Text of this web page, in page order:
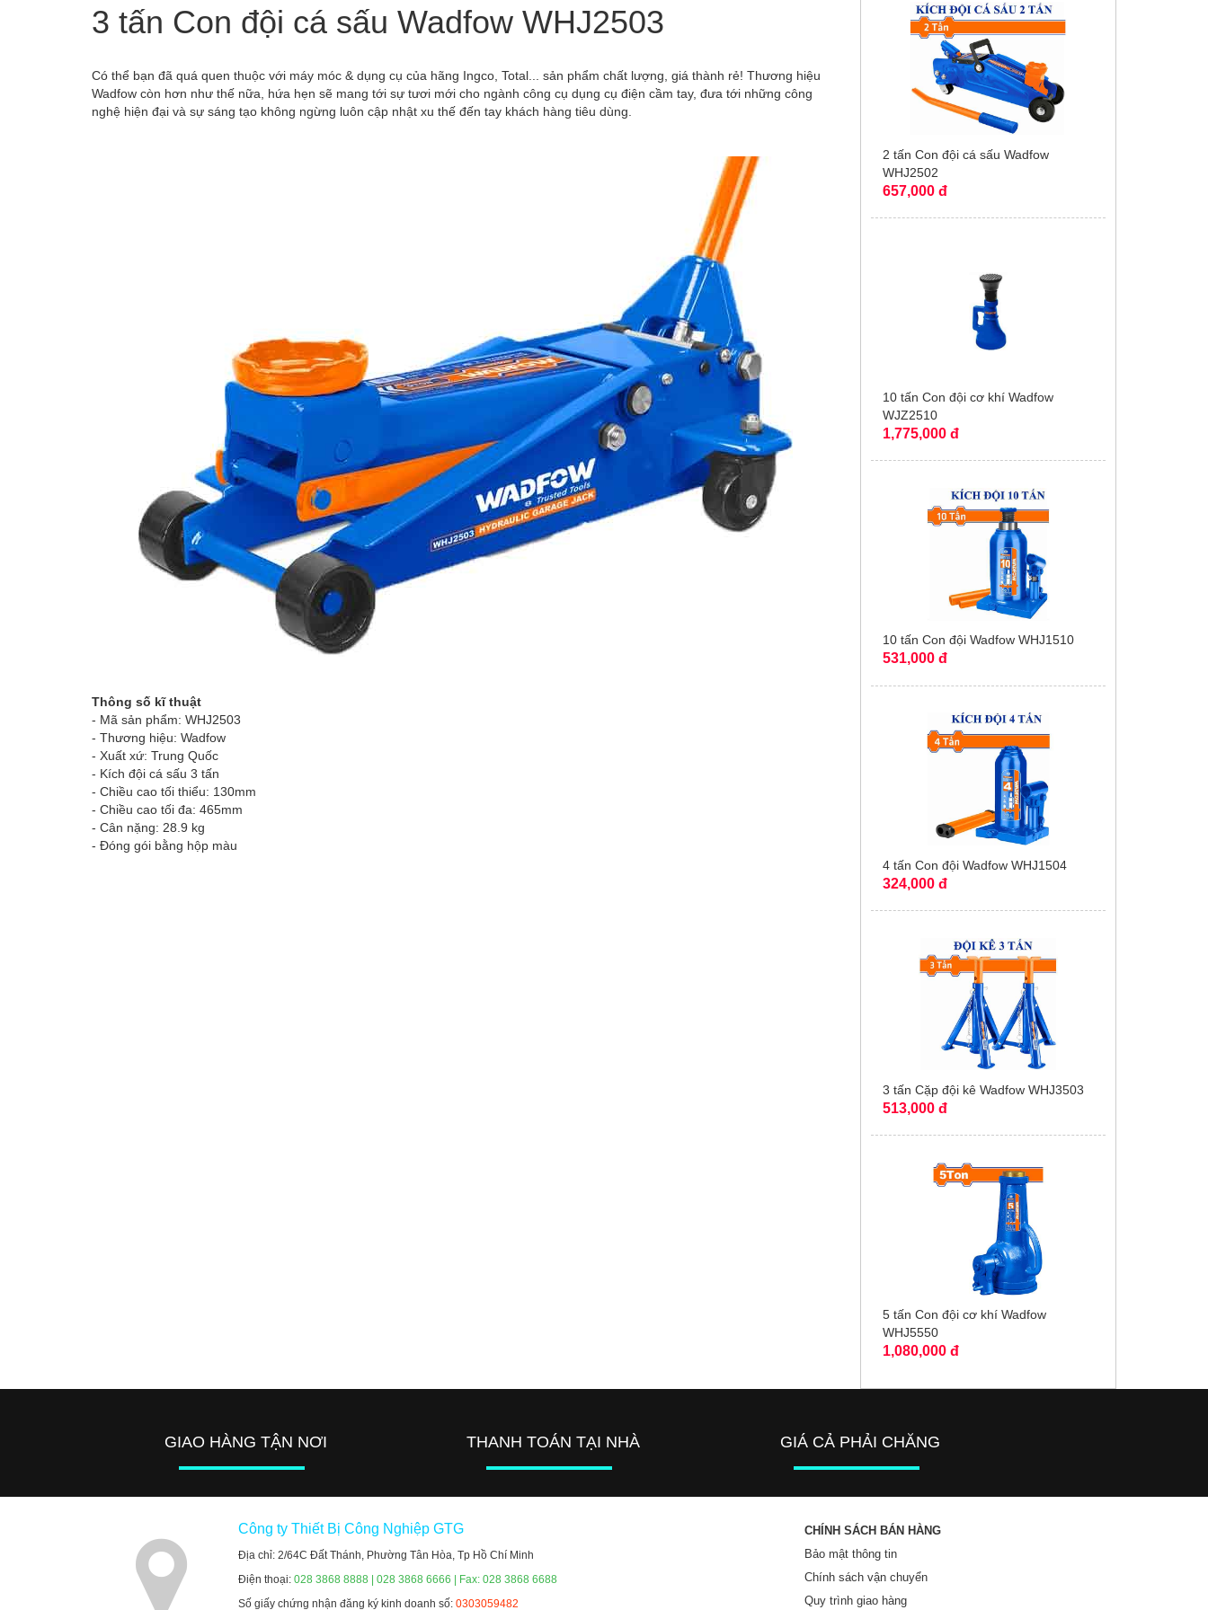
3 tấn Con đội cá sấu Wadfow WHJ2503
Có thể bạn đã quá quen thuộc với máy móc & dụng cụ của hãng Ingco, Total... sản phẩm chất lượng, giá thành rẻ! Thương hiệu
Wadfow còn hơn như thế nữa, hứa hẹn sẽ mang tới sự tươi mới cho ngành công cụ dụng cụ điện cầm tay, đưa tới những công
nghệ hiện đại và sự sáng tạo không ngừng luôn cập nhật xu thế đến tay khách hàng tiêu dùng.
Thông số kĩ thuật
- Mã sản phẩm: WHJ2503
- Thương hiệu: Wadfow
- Xuất xứ: Trung Quốc
- Kích đội cá sấu 3 tấn
- Chiều cao tối thiểu: 130mm
- Chiều cao tối đa: 465mm
- Cân nặng: 28.9 kg
- Đóng gói bằng hộp màu
2 tấn Con đội cá sấu Wadfow
WHJ2502
657,000 đ
10 tấn Con đội cơ khí Wadfow
WJZ2510
1,775,000 đ
10 tấn Con đội Wadfow WHJ1510
531,000 đ
4 tấn Con đội Wadfow WHJ1504
324,000 đ
3 tấn Cặp đội kê Wadfow WHJ3503
513,000 đ
5 tấn Con đội cơ khí Wadfow
WHJ5550
1,080,000 đ
GIAO HÀNG TẬN NƠI THANH TOÁN TẠI NHÀ GIÁ CẢ PHẢI CHĂNG
Công ty Thiết Bị Công Nghiệp GTG
Địa chỉ: 2/64C Đất Thánh, Phường Tân Hòa, Tp Hồ Chí Minh
Điện thoại:028 3868 8888 | 028 3868 6666 | Fax: 028 3868 6688
Số giấy chứng nhận đăng ký kinh doanh số:0303059482
CHÍNH SÁCH BÁN HÀNG
Bảo mật thông tin
Chính sách vận chuyển
Quy trình giao hàng